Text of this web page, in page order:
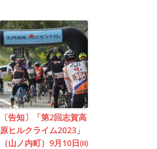
〔告知〕「第2回志賀高
原ヒルクライム2023」
（山ノ内町）9月10日㈰